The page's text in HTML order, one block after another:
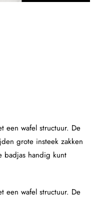
een wafel structuur. De
grote insteek zakken
badjas handig kunt
een wafel structuur. De